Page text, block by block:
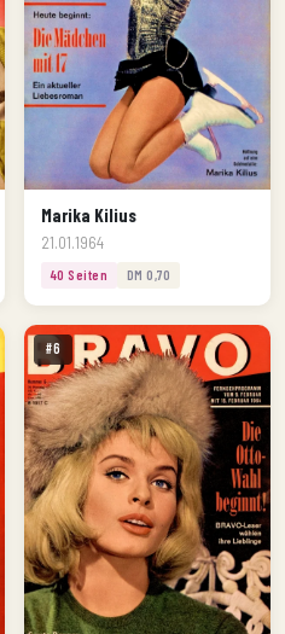
Marika Kilius
21.01.1964
40 Seiten DM 0,70
#6